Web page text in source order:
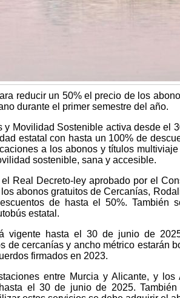
reducir un 50% el precio de los
durante el primer semestre del año.
y Movilidad Sostenible activa desde el
estatal con hasta un 100% de
a los abonos y títulos
sostenible, sana y accesible.
Real Decreto-ley aprobado por el
abonos gratuitos de Cercanías,
de hasta el 50%. También
estatal.
vigente hasta el 30 de junio de
de cercanías y ancho métrico estarán
firmados en 2023.
entre Murcia y Alicante, y
el 30 de junio de 2025.